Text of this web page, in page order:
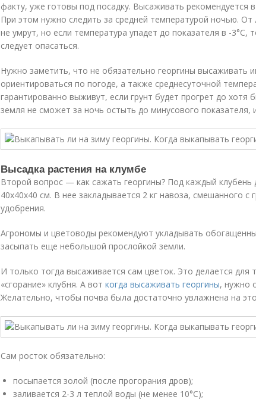
факту, уже готовы под посадку. Высаживать рекомендуется
При этом нужно следить за средней температурой ночью. От
не умрут, но если температура упадет до показателя в -3°С,
следует опасаться.
Нужно заметить, что не обязательно георгины высаживать
ориентироваться по погоде, а также среднесуточной
гарантированно выживут, если грунт будет прогрет до хотя
земля не сможет за ночь остыть до минусового показателя,
Высадка растения на клумбе
Второй вопрос — как сажать георгины? Под каждый клубень
40х40х40 см. В нее закладывается 2 кг навоза, смешанного с
удобрения.
Агрономы и цветоводы рекомендуют укладывать
засыпать еще небольшой прослойкой земли.
И только тогда высаживается сам цветок. Это делается для
«сгорание» клубня. А вот когда высаживать георгины, нужно
Желательно, чтобы почва была достаточно увлажнена на
Сам росток обязательно:
посыпается золой (после прогорания дров);
заливается 2-3 л теплой воды (не менее 10°С);